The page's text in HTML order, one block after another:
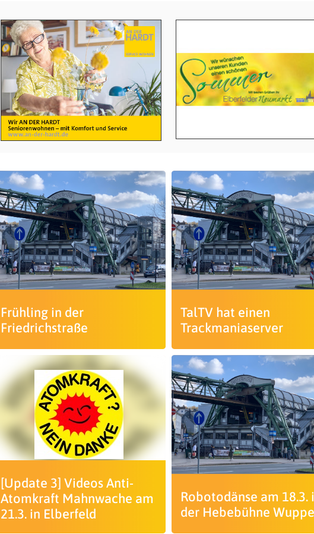
Frühling in der
Friedrichstraße
TalTV hat einen
Trackmaniaserver
[Update 3] Videos Anti-
Atomkraft Mahnwache am
21.3. in Elberfeld
Robotodänse am 18.3.
der Hebebühne